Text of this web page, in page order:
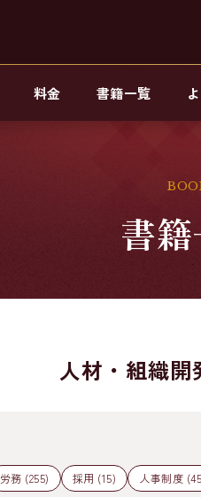
料金 書籍一覧
書
人材・組織開
労務 (255) 採用 (15) 人事制度